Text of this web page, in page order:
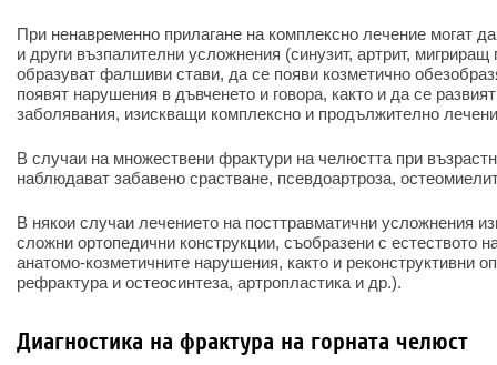
При ненавременно прилагане на комплексно лечение могат
и други възпалителни усложнения (синузит, артрит,
образуват фалшиви стави, да се появи козметично
появят нарушения в дъвченето и говора, както и да се
заболявания, изискващи комплексно и продължително
В случаи на множествени фрактури на челюстта при
наблюдават забавено срастване, псевдоартроза,
В някои случаи лечението на посттравматични усложнения
сложни ортопедични конструкции, съобразени с естеството
анатомо-козметичните нарушения, както и реконструктивни
рефрактура и остеосинтеза, артропластика и др.).
Диагностика на фрактура на горната челюст